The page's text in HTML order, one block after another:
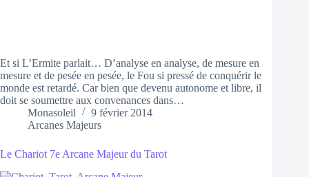
Et si L’Ermite parlait… D’analyse en analyse, de mesure en
mesure et de pesée en pesée, le Fou si pressé de conquérir le
monde est retardé. Car bien que devenu autonome et libre, il
doit se soumettre aux convenances dans…
Monasoleil
9 février 2014
Arcanes Majeurs
Le Chariot 7e Arcane Majeur du Tarot